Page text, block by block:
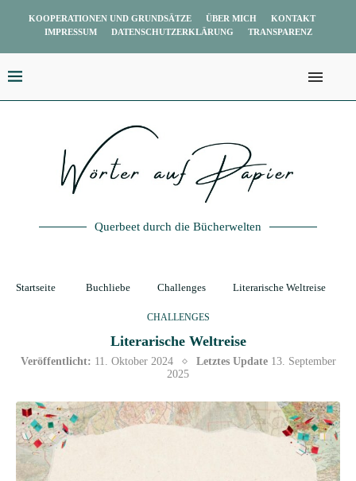
KOOPERATIONEN UND GRUNDSÄTZE ÜBER MICH
KONTAKT
IMPRESSUM
DATENSCHUTZERKLÄRUNG TRANSPARENZ
Querbeet durch die Bücherwelten
Startseite Buchliebe Challenges Literarische Weltreise
CHALLENGES
Literarische Weltreise
Veröffentlicht: 11. Oktober 2024 Letztes Update 13. September
2025